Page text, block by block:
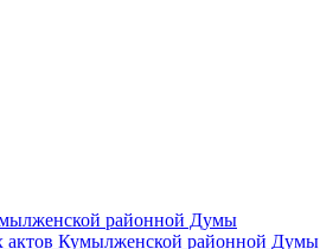
районной Думы
Кумылженской районной Думы